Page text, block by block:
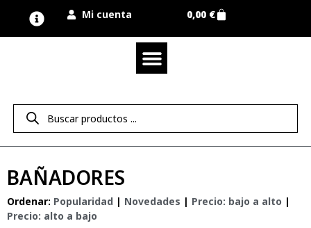
Mi cuenta 0,00 €
BAÑADORES
Ordenar: Popularidad | Novedades | Precio: bajo a alto |
Precio: alto a bajo